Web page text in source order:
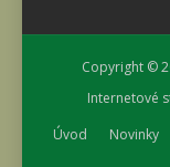
Copyright ©
Internetové
Úvod
Novinky